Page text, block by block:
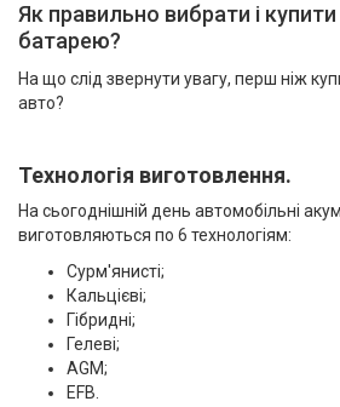
Як правильно вибрати і
батарею?
На що слід звернути увагу, перш ніж
авто?
Технологія виготовлення.
На сьогоднішній день автомобільні
виготовляються по 6 технологіям:
Сурм'янисті;
Кальцієві;
Гібридні;
Гелеві;
AGM;
EFB.